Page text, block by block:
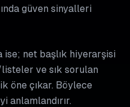
güven sinyalleri
ise; net başlık hiyerarşisi
ve sık sorulan
öne çıkar. Böylece
anlamlandırır.